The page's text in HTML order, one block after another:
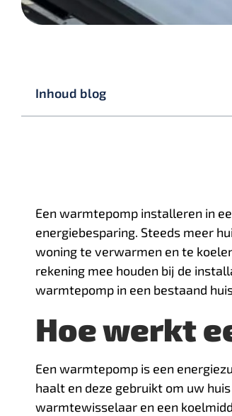
Inhoud blog
Een warmtepomp installeren in
energiebesparing. Steeds meer
woning te verwarmen en te
rekening mee houden bij de
warmtepomp in een bestaand
Hoe werkt
Een warmtepomp is een
haalt en deze gebruikt om uw
warmtewisselaar en een